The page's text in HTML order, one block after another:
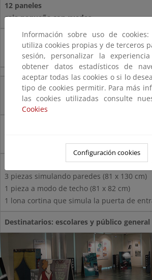
12 paneles
caja pequeña con ruedas
61 x 131 x 2,5 cm
67 x 55 x 142 cm
7 paneles
caja grande con ruedas
Casa formada por:
3 piezas simulando paredes (81 x 130 cm)
1 pieza a modo de techo (81 x 82 cm)
1 lona cortina que simula la puerta de
Destinatarios: escolares y público general
Información sobre uso de
utiliza cookies propias y de terceros
sesión, personalizar la
obtener datos estadísticos de
aceptar todas las cookies o si lo
tipo de cookies permitir. Para más
las cookies utilizadas consulte
Cookies
Configuración cookies